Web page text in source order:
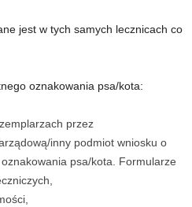
jest w tych samych lecznicach co
oznakowania psa/kota:
przez
inny podmiot wniosku o
psa/kota. Formularze